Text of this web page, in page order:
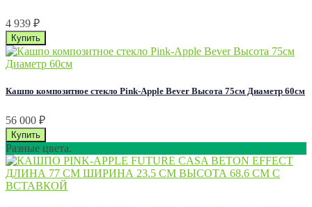
4 939 ₽
Кашпо композитное стекло Pink-Apple Bever Высота 75см Диаметр 60см
56 000 ₽
Разные цвета.